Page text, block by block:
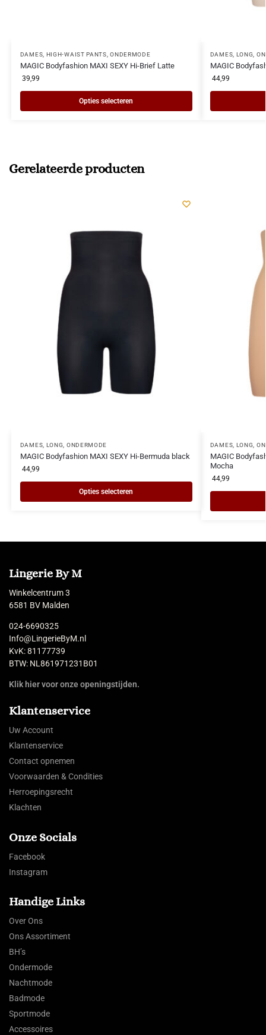
DAMES HIGH-WAIST PANTS ,ONDERMODE
MAGIC Bodyfashion MAXI SEXY Hi-Brief Latte
39,99
Opties selecteren
DAMES LONG
MAGIC
44,99
Gerelateerde producten
DAMES, LONG, ONDERMODE
MAGIC Bodyfashion MAXI SEXY Hi-Bermuda black
44,99
Opties selecteren
DAMES, LONG,
MAGIC
Mocha
44,99
Lingerie By M
Winkelcentrum 3
6581 BV Malden
024-6690325
Info@LingerieByM.nl
KvK: 81177739
BTW: NL861971231B01
Klik hier voor onze openingstijden.
Klantenservice
Uw Account
Klantenservice
Contact opnemen
Voorwaarden & Condities
Herroepingsrecht
Klachten
Onze Socials
Facebook
Instagram
Handige Links
Over Ons
Ons Assortiment
BH’s
Ondermode
Nachtmode
Badmode
Sportmode
Accessoires